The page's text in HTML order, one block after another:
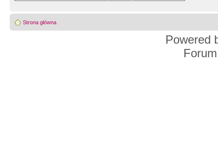
Strona główna
Powered